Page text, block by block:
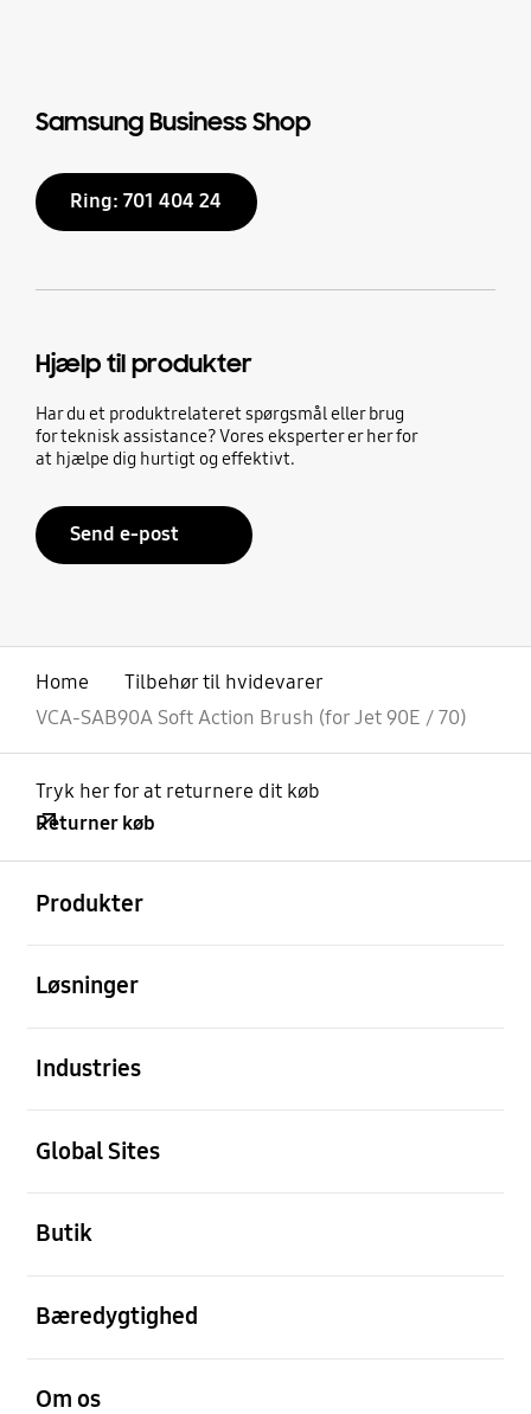
Samsung Business Shop
Ring: 701 404 24
Hjælp til produkter
Har du et produktrelateret spørgsmål eller brug
for teknisk assistance? Vores eksperter er her for
at hjælpe dig hurtigt og effektivt.
Send e-post
Home
Tilbehør til hvidevarer
VCA-SAB90A Soft Action Brush (for Jet 90E / 70)
Tryk her for at returnere dit køb
Returner køb
Produkter
Løsninger
Industries
Global Sites
Butik
Bæredygtighed
Om os